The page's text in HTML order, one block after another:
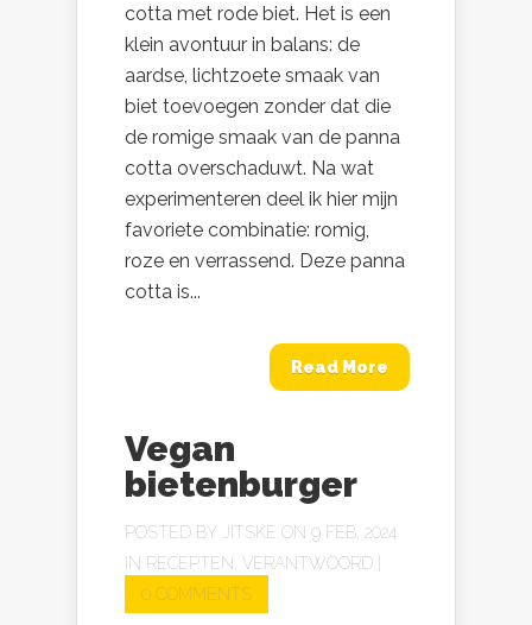
cotta met rode biet. Het is een
klein avontuur in balans: de
aardse, lichtzoete smaak van
biet toevoegen zonder dat die
de romige smaak van de panna
cotta overschaduwt. Na wat
experimenteren deel ik hier mijn
favoriete combinatie: romig,
roze en verrassend. Deze panna
cotta is...
Read More
Vegan
bietenburger
POSTED BY JITSKE ON 9 FEB, 2024
IN RECEPTEN, VERANTWOORD
0 COMMENTS